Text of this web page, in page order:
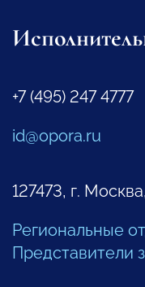
+7 (495) 247 4777
id@opora.ru
127473, г.
Региональные
Представители